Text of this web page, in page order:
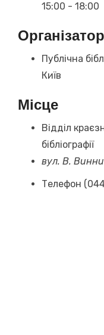
15:00 - 18:00
Організатор
Публічна
Київ
Місце
Відділ
бібліографії
вул. В.
Телефон